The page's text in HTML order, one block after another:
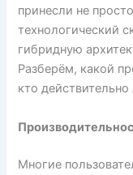
принесли не
технологический
гибридную
Разберём, какой
кто
Многие